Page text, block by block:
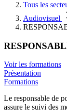
Tous les
Audiovisuel
Voir les formations
Présentation
Formations
Le responsable de
assure le suivi des